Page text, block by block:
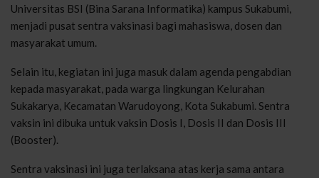
Universitas BSI (Bina Sarana Informatika) kampus Sukabumi,
menjadi pusat sentra vaksinasi bagi mahasiswa, dosen dan
masyarakat umum.
Selain itu, kegiatan ini juga masuk dalam agenda pengabdian
kepada masyarakat, pada warga lingkungan Kelurahan
Sukakarya, Kecamatan Warudoyong, Kota Sukabumi. Sentra
vaksin ini dibuka untuk vaksin Dosis I, Dosis II dan Dosis III
(Booster).
Sentra vaksinasi ini juga terlaksana atas kerja sama antara